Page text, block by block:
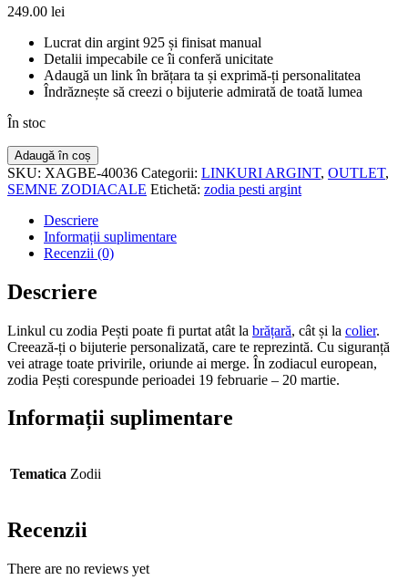
249.00 lei
Lucrat din argint 925 și finisat manual
Detalii impecabile ce îi conferă unicitate
Adaugă un link în brățara ta și exprimă-ți personalitatea
Îndrăznește să creezi o bijuterie admirată de toată lumea
În stoc
Cantitate
PEȘTI,
LINK
ARGINT
Adaugă în coș
SKU: XAGBE-40036 Categorii: LINKURI ARGINT, OUTLET,
SEMNE ZODIACALE Etichetă: zodia pesti argint
Descriere
Informații suplimentare
Recenzii (0)
Descriere
Linkul cu zodia Pești poate fi purtat atât la brățară, cât și la colier.
Creează-ți o bijuterie personalizată, care te reprezintă. Cu siguranță
vei atrage toate privirile, oriunde ai merge. În zodiacul european,
zodia Pești corespunde perioadei 19 februarie – 20 martie.
Informații suplimentare
Tematica Zodii
Recenzii
There are no reviews yet